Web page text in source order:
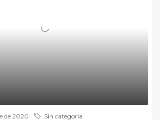
de 2020 Sin categoría